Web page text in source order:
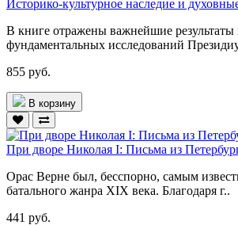
Историко-культурное наследие и
В книге отражены важнейшие
фундаментальных исследований
855 руб.
В корзину
При дворе Николая I: Письма из
Орас Верне был, бесспорно, самым
батального жанра XIX века. Благодаря г..
441 руб.